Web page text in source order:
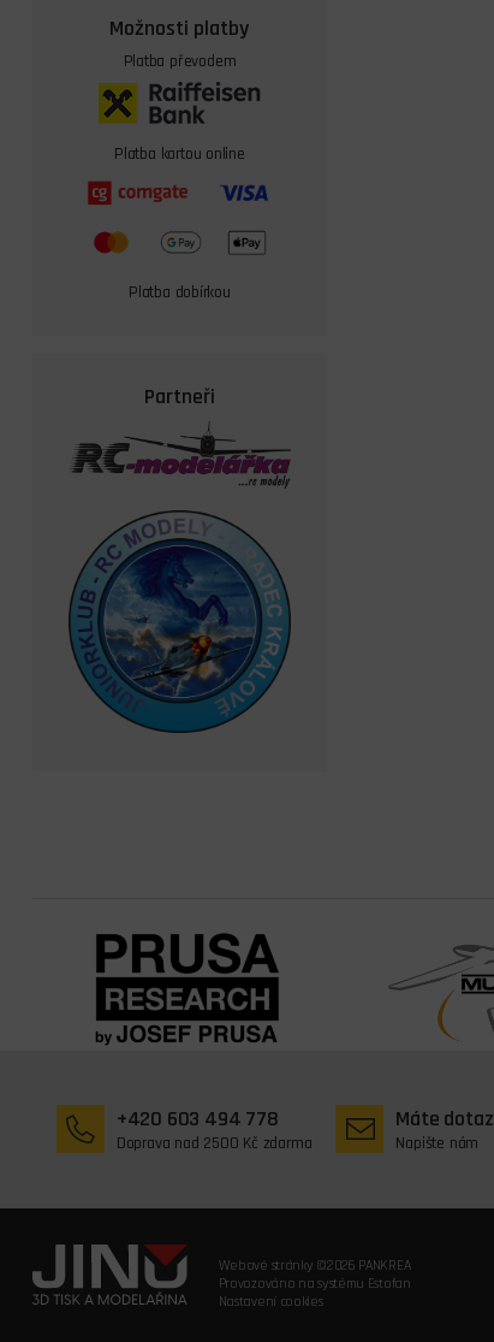
Možnosti platby
Platba převodem
Platba kartou online
Platba dobírkou
Partneři
+420 603 494 778
Doprava nad 2500 Kč zdarma
Máte dotaz
Napište nám
Webové stránky ©2026 PANKREA
Provozováno na systému Estofan
Nastavení cookies